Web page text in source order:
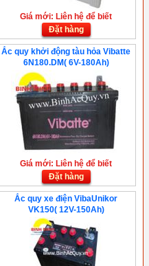
Giá mới: Liên hệ để biết
Đặt hàng
Ắc quy khởi động tàu hỏa Vibatte
6N180.DM( 6V-180Ah)
Giá mới: Liên hệ để biết
Đặt hàng
Ắc quy xe điện VibaUnikor
VK150( 12V-150Ah)